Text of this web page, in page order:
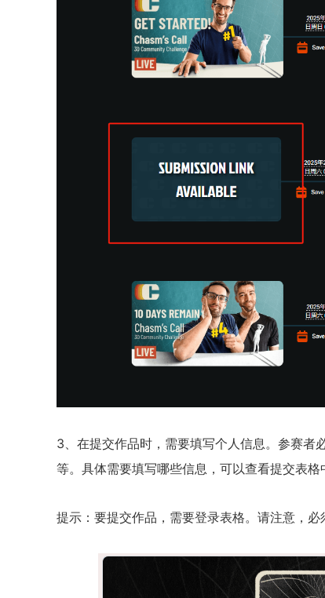
3、在提交作品时，需要填写个人信息。参赛者
等。具体需要填写哪些信息，可以查看提交表格
提示：要提交作品，需要登录表格。请注意，必